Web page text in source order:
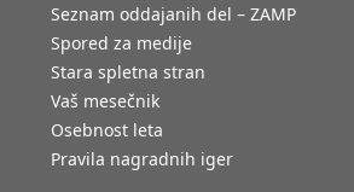
Seznam oddajanih del – ZAMP
Spored za medije
Stara spletna stran
Vaš mesečnik
Osebnost leta
Pravila nagradnih iger